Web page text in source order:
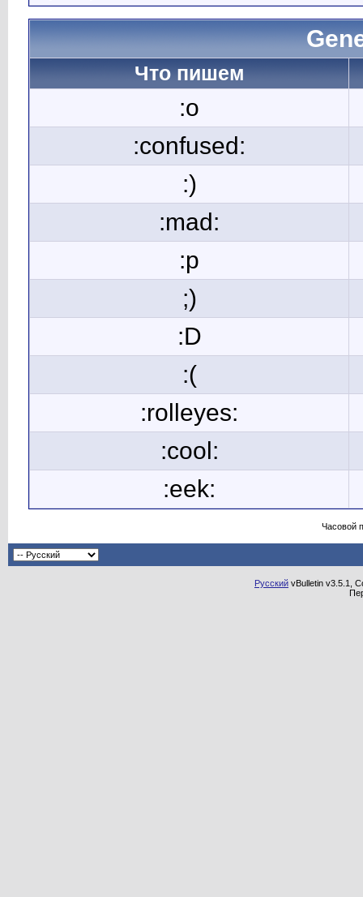
Что пишем
:o
:confused:
:)
:mad:
:p
;)
:D
:(
:rolleyes:
:cool:
:eek:
Часовой
Русский vBulletin v3.5.1,